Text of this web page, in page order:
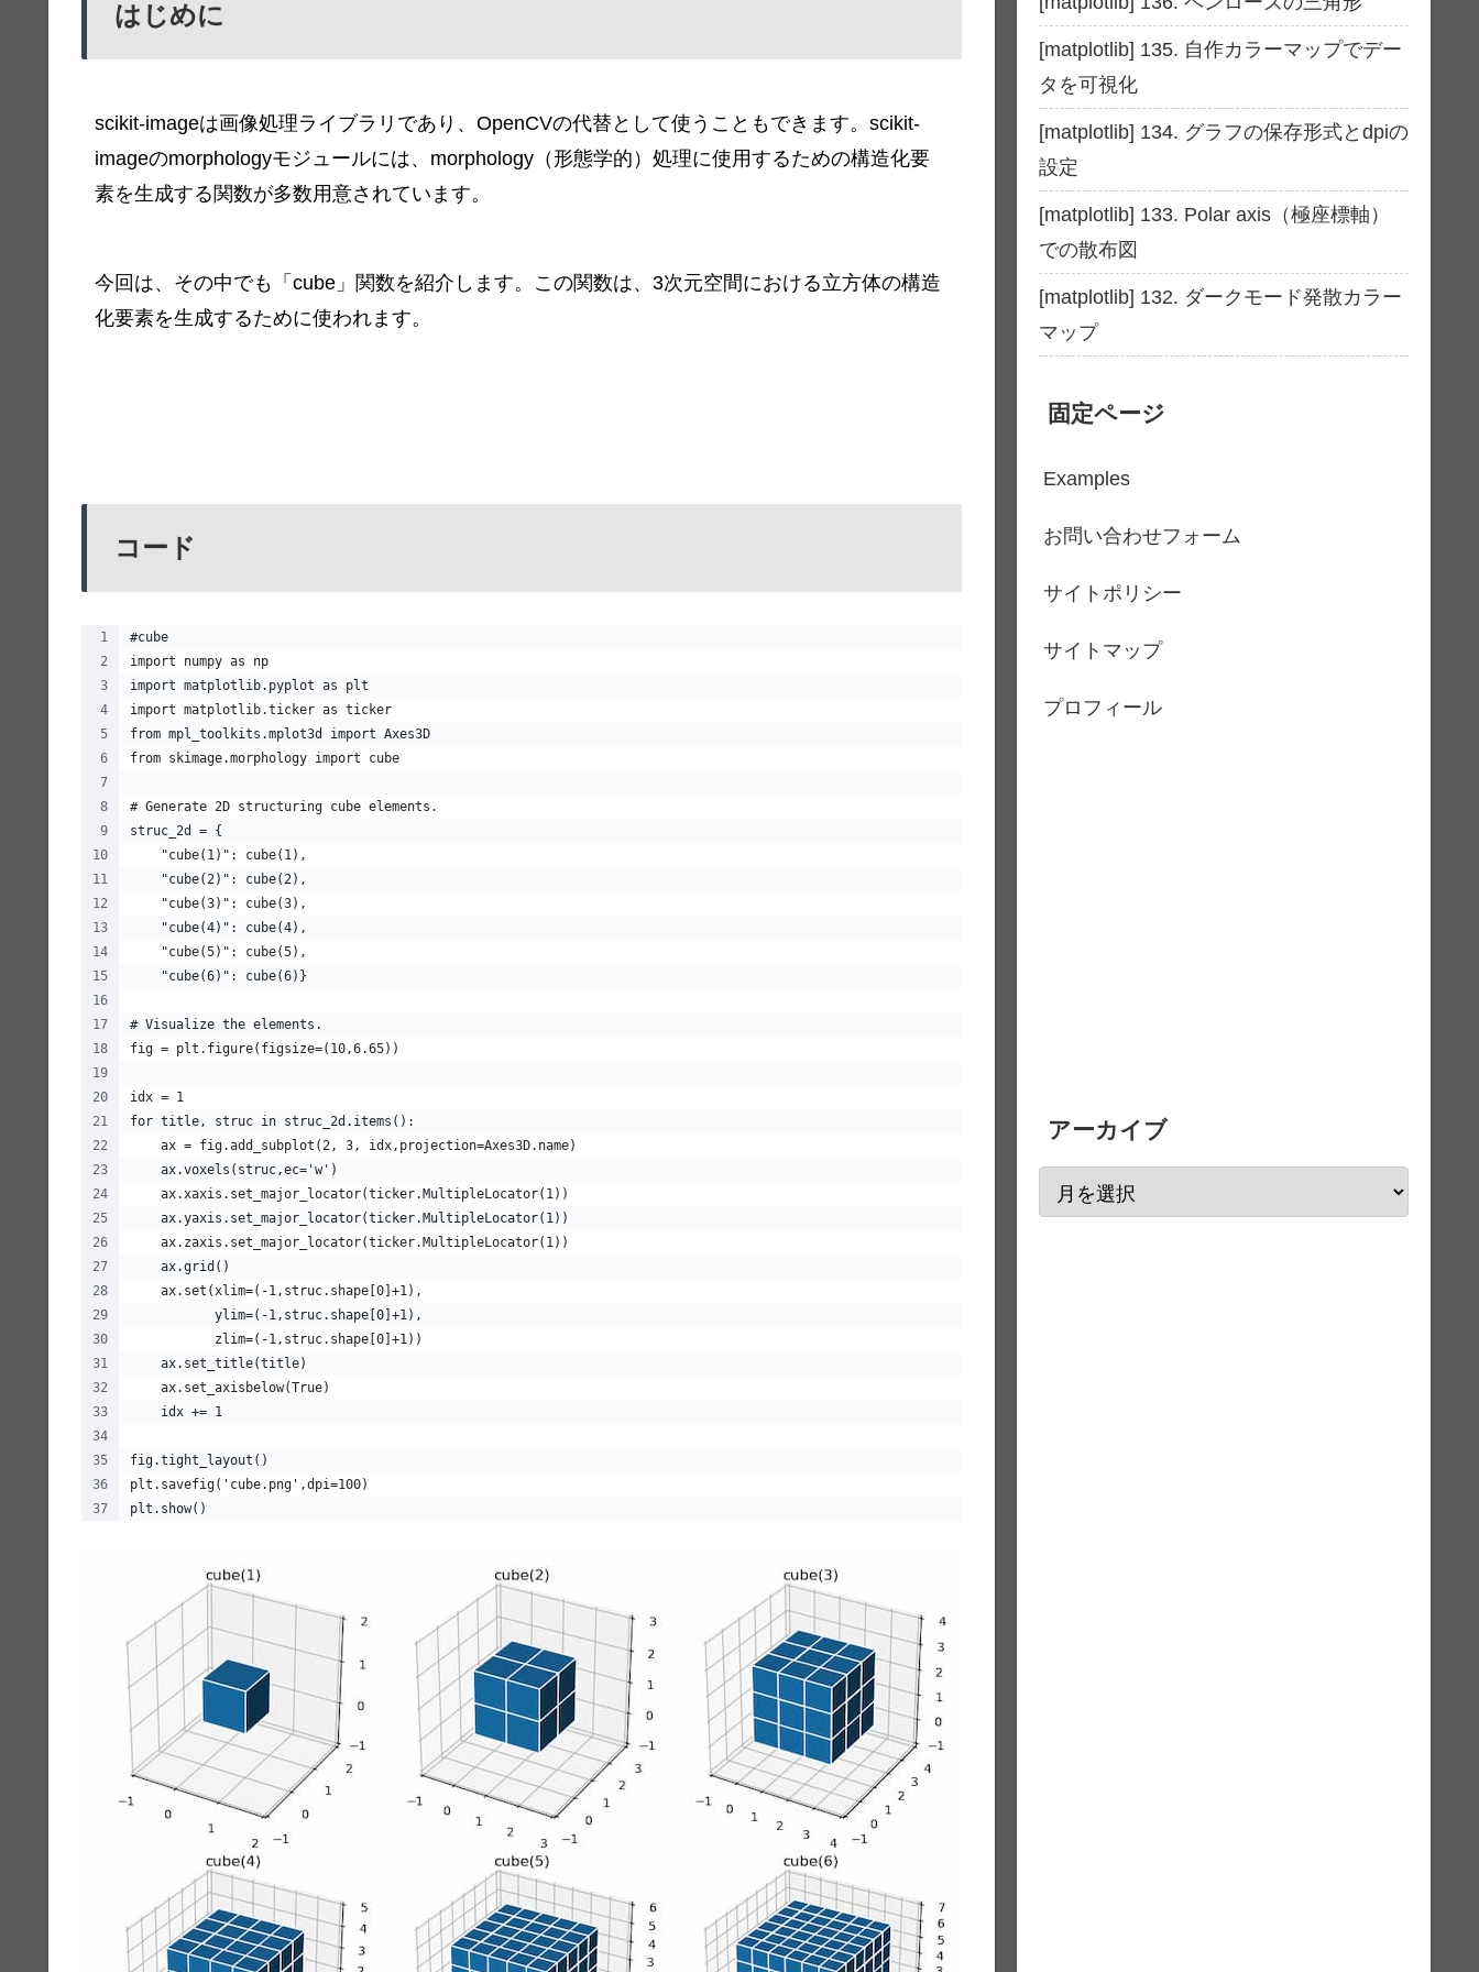
はじめに
scikit-imageは画像処理ライブラリであり、OpenCVの代替として使うこともできます。scikit-
imageのmorphologyモジュールには、morphology（形態学的）処理に使用するための構造化要
素を生成する関数が多数用意されています。
今回は、その中でも「cube」関数を紹介します。この関数は、3次元空間における立方体の構造
化要素を生成するために使われます。
コード
#cube
import numpy as np
import matplotlib.pyplot as plt
import matplotlib.ticker as ticker
from mpl_toolkits.mplot3d import Axes3D
from skimage.morphology import cube
# Generate 2D structuring cube elements.
struc_2d = {
    "cube(1)": cube(1),
    "cube(2)": cube(2),
    "cube(3)": cube(3),
    "cube(4)": cube(4),
    "cube(5)": cube(5),
    "cube(6)": cube(6)}
# Visualize the elements.
fig = plt.figure(figsize=(10,6.65))
idx = 1
for title, struc in struc_2d.items():
    ax = fig.add_subplot(2, 3, idx,projection=Axes3D.name)
    ax.voxels(struc,ec='w')
    ax.xaxis.set_major_locator(ticker.MultipleLocator(1))
    ax.yaxis.set_major_locator(ticker.MultipleLocator(1))
    ax.zaxis.set_major_locator(ticker.MultipleLocator(1))
    ax.grid()
    ax.set(xlim=(-1,struc.shape[0]+1),
           ylim=(-1,struc.shape[0]+1),
           zlim=(-1,struc.shape[0]+1))
    ax.set_title(title)
    ax.set_axisbelow(True)
    idx += 1
fig.tight_layout()
plt.savefig('cube.png',dpi=100)
plt.show()
[matplotlib] 135. 自作カラーマップでデー
タを可視化
[matplotlib] 134. グラフの保存形式とdpiの
設定
[matplotlib] 133. Polar axis（極座標軸）
での散布図
[matplotlib] 132. ダークモード発散カラー
マップ
固定ページ
Examples
お問い合わせフォーム
サイトポリシー
サイトマップ
プロフィール
アーカイブ